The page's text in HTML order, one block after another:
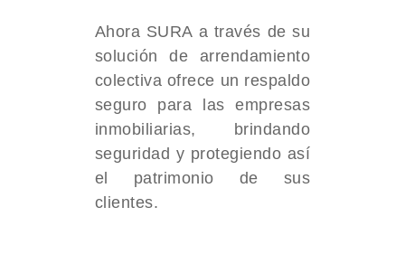
Ahora SURA a través de su
solución de arrendamiento
colectiva ofrece un respaldo
seguro para las empresas
inmobiliarias, brindando
seguridad y protegiendo así
el patrimonio de sus
clientes.